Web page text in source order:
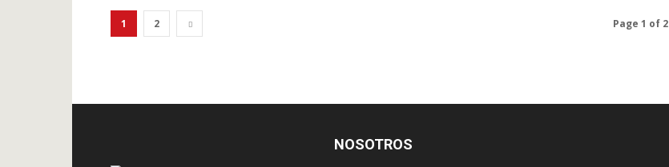
1 2 Page 1 of 2
NOSOTROS